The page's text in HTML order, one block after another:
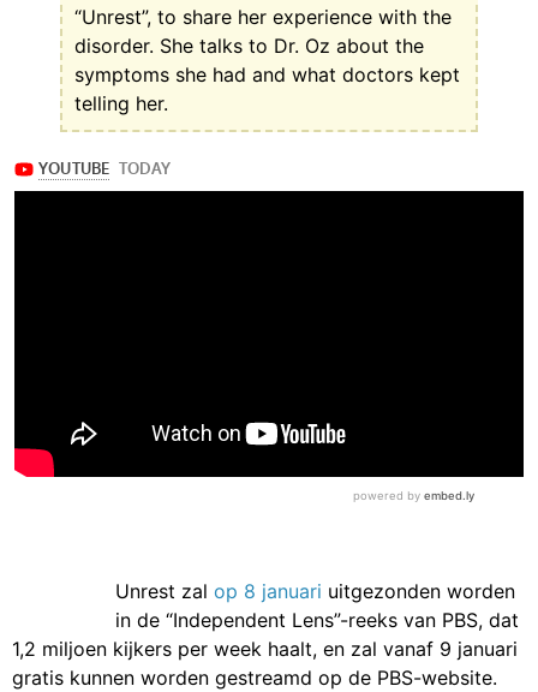
“Unrest”, to share her experience with the
disorder. She talks to Dr. Oz about the
symptoms she had and what doctors kept
telling her.
Unrest zal op 8 januari uitgezonden worden
in de “Independent Lens”-reeks van PBS, dat
1,2 miljoen kijkers per week haalt, en zal vanaf 9 januari
gratis kunnen worden gestreamd op de PBS-website.